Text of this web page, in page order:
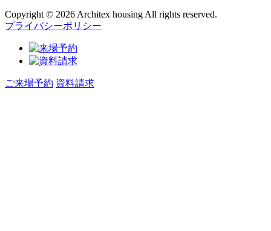
Copyright © 2026 Architex housing All rights reserved.
プライバシーポリシー
ご来場予約 資料請求